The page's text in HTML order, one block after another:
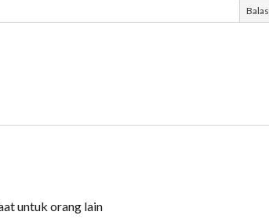
Balas
untuk orang lain